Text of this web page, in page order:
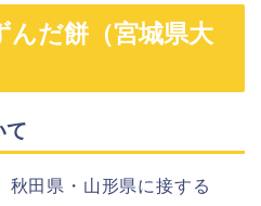
んだ餅（宮城県大
て
秋田県・山形県に接する